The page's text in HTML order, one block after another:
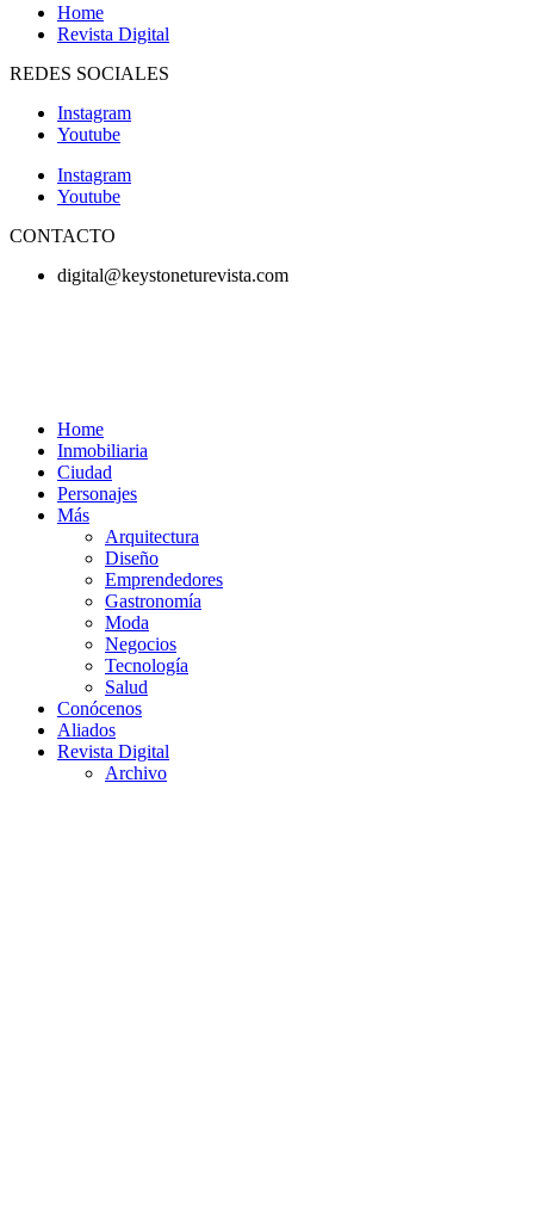
Home
Revista Digital
REDES SOCIALES
Instagram
Youtube
Instagram
Youtube
CONTACTO
digital@keystoneturevista.com
Home
Inmobiliaria
Ciudad
Personajes
Más
Arquitectura
Diseño
Emprendedores
Gastronomía
Moda
Negocios
Tecnología
Salud
Conócenos
Aliados
Revista Digital
Archivo